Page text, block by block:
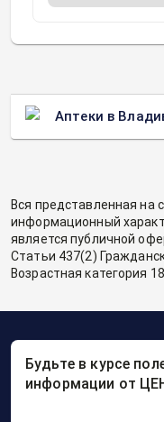
Аптеки в
Вся представленная на
информационный
является публичной
Статьи 437(2)
Возрастная категория
Будьте в курсе
информации от